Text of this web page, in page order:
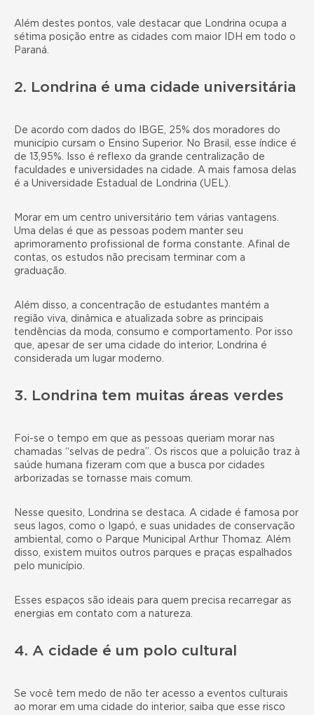
Além destes pontos, vale destacar que Londrina ocupa a
sétima posição entre as cidades com maior IDH em todo o
Paraná.
2. Londrina é uma cidade universitária
De acordo com dados do IBGE, 25% dos moradores do
município cursam o Ensino Superior. No Brasil, esse índice é
de 13,95%. Isso é reflexo da grande centralização de
faculdades e universidades na cidade. A mais famosa delas
é a Universidade Estadual de Londrina (UEL).
Morar em um centro universitário tem várias vantagens.
Uma delas é que as pessoas podem manter seu
aprimoramento profissional de forma constante. Afinal de
contas, os estudos não precisam terminar com a
graduação.
Além disso, a concentração de estudantes mantém a
região viva, dinâmica e atualizada sobre as principais
tendências da moda, consumo e comportamento. Por isso
que, apesar de ser uma cidade do interior, Londrina é
considerada um lugar moderno.
3. Londrina tem muitas áreas verdes
Foi-se o tempo em que as pessoas queriam morar nas
chamadas “selvas de pedra”. Os riscos que a poluição traz à
saúde humana fizeram com que a busca por cidades
arborizadas se tornasse mais comum.
Nesse quesito, Londrina se destaca. A cidade é famosa por
seus lagos, como o Igapó, e suas unidades de conservação
ambiental, como o Parque Municipal Arthur Thomaz. Além
disso, existem muitos outros parques e praças espalhados
pelo município.
Esses espaços são ideais para quem precisa recarregar as
energias em contato com a natureza.
4. A cidade é um polo cultural
Se você tem medo de não ter acesso a eventos culturais
ao morar em uma cidade do interior, saiba que esse risco